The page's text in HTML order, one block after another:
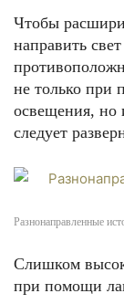
Чтобы
направить
не только при
освещения, но
следует
Разнонаправленные
Слишком
при помощи